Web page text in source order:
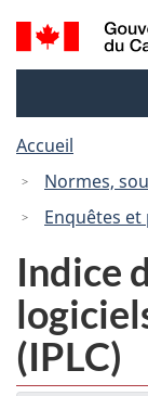
Recherche
et
Accueil
Normes,
Enquêtes
Indice
(IPLC)